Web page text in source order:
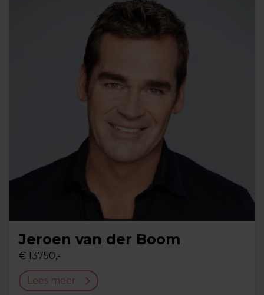
Jeroen van der Boom
€ 13750,-
Lees meer